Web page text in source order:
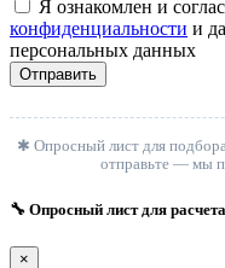
Я ознакомлен и
конфиденциальности и
персональных данных
Отправить
✱ Опросный лист для
отправьте — мы
🔧 Опросный лист для
×